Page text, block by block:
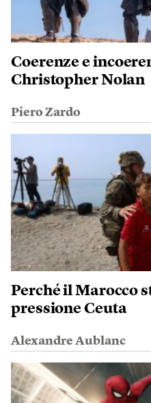
Coerenze e
Christopher Nolan
Piero Zardo
Perché il Marocco
pressione Ceuta
Alexandre Aublanc